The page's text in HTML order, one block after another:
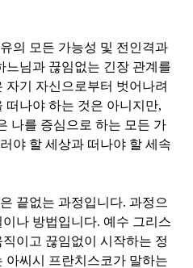
의 모든 가능성 및 전인격과
느님과 끊임없는 긴장 관계를
자기 자신으로부터 벗어나려
떠나야 하는 것은 아니지만,
나를 증심으로 하는 모든 가
야 할 세상과 떠나야 할 세속
끝없는 과정입니다.과정으
나 방법입니다. 예수 그리스
이고 끊임없이 시작하는 정
아씨시 프란치스코가 말하는